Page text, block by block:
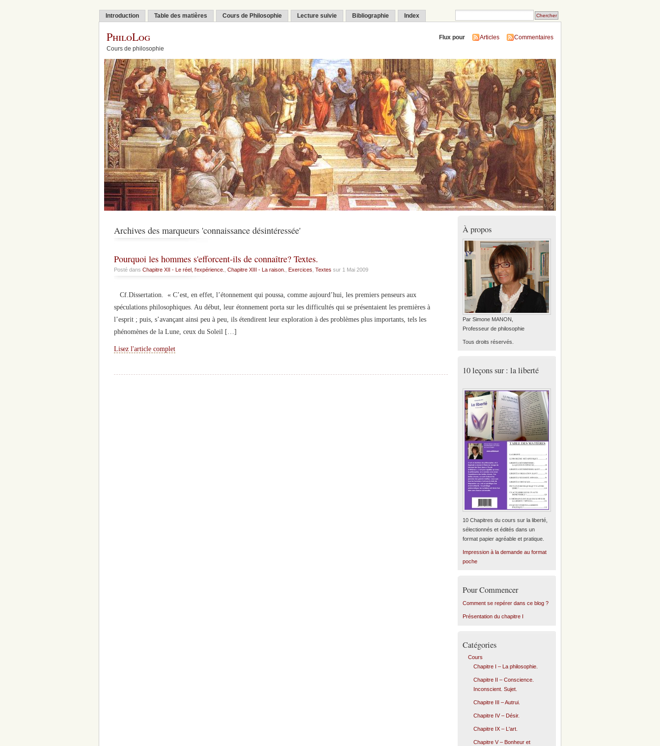
Introduction Table des matières Cours de Philosophie Lecture suivie Bibliographie Index
PhiloLog
Cours de philosophie
Flux pour Articles Commentaires
Archives des marqueurs 'connaissance désintéressée'
Pourquoi les hommes s'efforcent-ils de connaître? Textes.
Posté dans Chapitre XII - Le réel, l'expérience., Chapitre XIII - La raison., Exercices, Textes sur 1 Mai 2009
Cf.Dissertation. « C’est, en effet, l’étonnement qui poussa, comme aujourd’hui, les premiers penseurs aux
spéculations philosophiques. Au début, leur étonnement porta sur les difficultés qui se présentaient les premières à
l’esprit ; puis, s’avançant ainsi peu à peu, ils étendirent leur exploration à des problèmes plus importants, tels les
phénomènes de la Lune, ceux du Soleil […]
Lisez l'article complet
À propos
Par Simone MANON,
Professeur de philosophie
Tous droits réservés.
10 leçons sur : la liberté
10 Chapitres du cours sur la liberté,
sélectionnés et édités dans un
format papier agréable et pratique.
Impression à la demande au format
poche
Pour Commencer
Comment se repérer dans ce blog ?
Présentation du chapitre I
Catégories
Cours
Chapitre I – La philosophie.
Chapitre II – Conscience.
Inconscient. Sujet.
Chapitre III – Autrui.
Chapitre IV – Désir.
Chapitre IX – L'art.
Chapitre V – Bonheur et